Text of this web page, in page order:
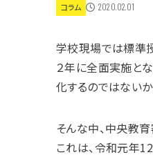
コラム 2020.02.01
学校現場では標準
２年に全面実施と
化するのではないか
そんな中、中央教
これは、令和元年